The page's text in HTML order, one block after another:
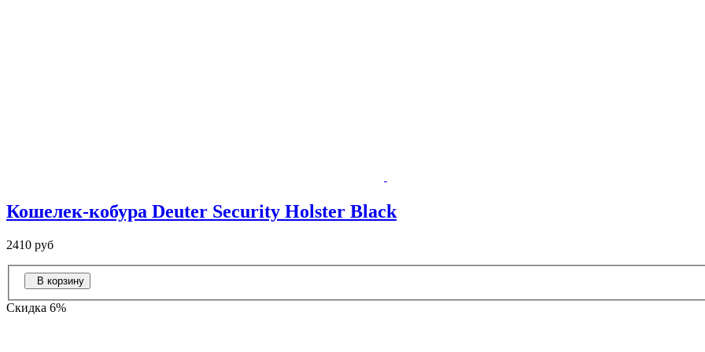
Кошелек-кобура Deuter Security Holster Black
2410 руб
В корзину
Скидка 6%